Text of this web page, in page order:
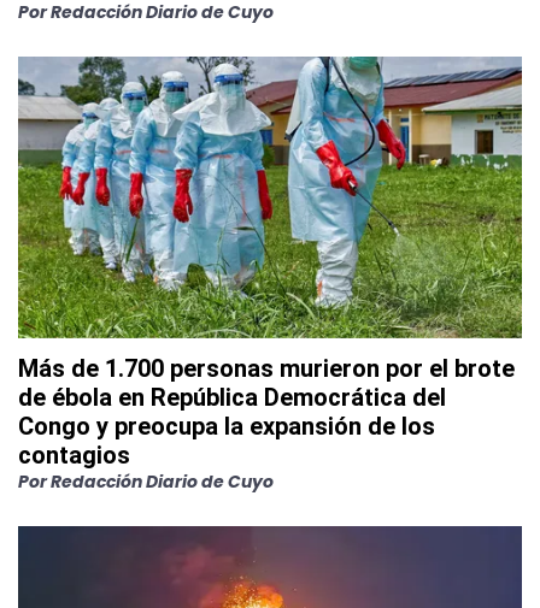
PorRedacción Diario de Cuyo
Más de 1.700 personas murieron por el brote
de ébola en República Democrática del
Congo y preocupa la expansión de los
contagios
PorRedacción Diario de Cuyo